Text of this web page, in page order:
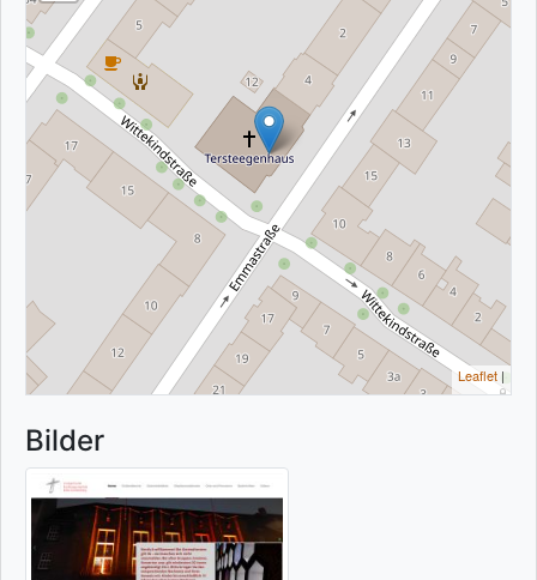
Leaflet |
Bilder